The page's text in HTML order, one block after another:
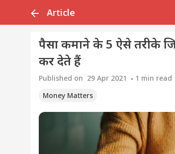
Article
पैसा कमाने के 5 ऐसे तरीके
कर देते हैं
Published on 29 Apr 2021 1 min read
Money Matters